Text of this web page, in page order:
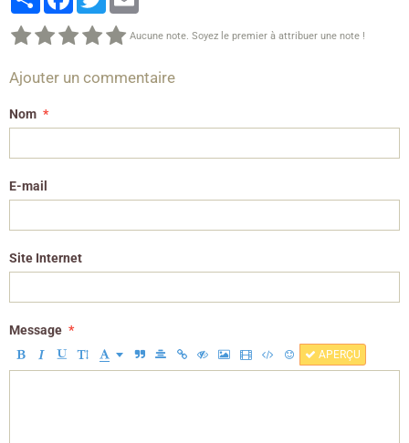
Aucune note. Soyez le premier à attribuer une note !
Ajouter un commentaire
Nom
E-mail
Site Internet
Message
APERÇU